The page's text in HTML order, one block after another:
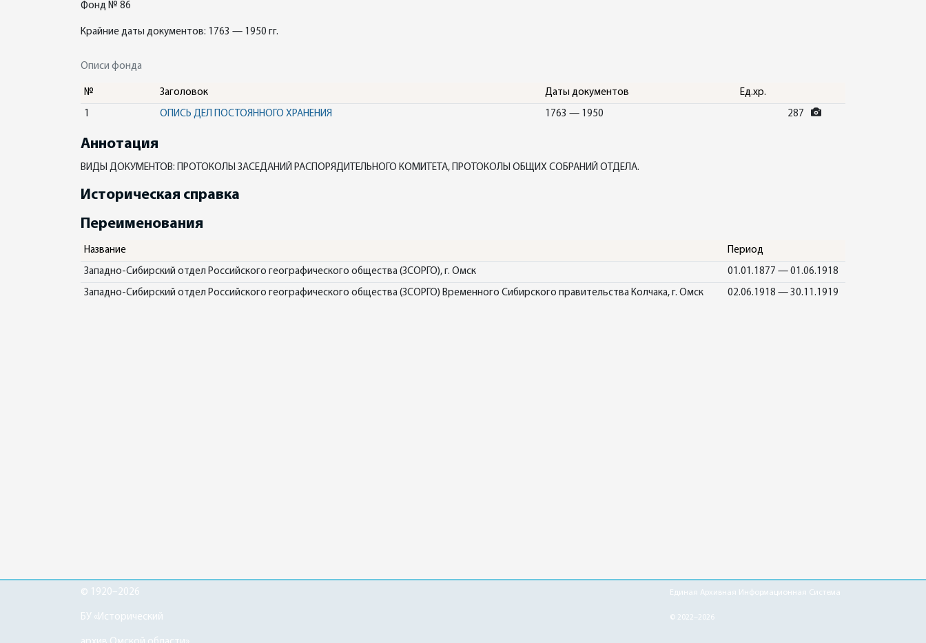
Фонд № 86
Крайние даты документов: 1763 — 1950 гг.
Описи фонда
№ Заголовок Даты документов Ед.хр.
1 ОПИСЬ ДЕЛ ПОСТОЯННОГО ХРАНЕНИЯ 1763 — 1950 287
Аннотация
ВИДЫ ДОКУМЕНТОВ: ПРОТОКОЛЫ ЗАСЕДАНИЙ РАСПОРЯДИТЕЛЬНОГО КОМИТЕТА, ПРОТОКОЛЫ ОБЩИХ СОБРАНИЙ ОТДЕЛА.
Историческая справка
Переименования
Название Период
Западно-Сибирский отдел Российского географического общества (ЗСОРГО), г. Омск 01.01.1877 — 01.06.1918
Западно-Сибирский отдел Российского географического общества (ЗСОРГО) Временного Сибирского правительства Колчака, г. Омск 02.06.1918 — 30.11.1919
© 1920–2026
БУ «Исторический
Единая Архивная Информационная Система
© 2022–2026